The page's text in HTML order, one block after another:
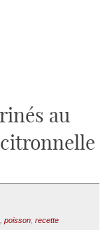
au
poisson, recette